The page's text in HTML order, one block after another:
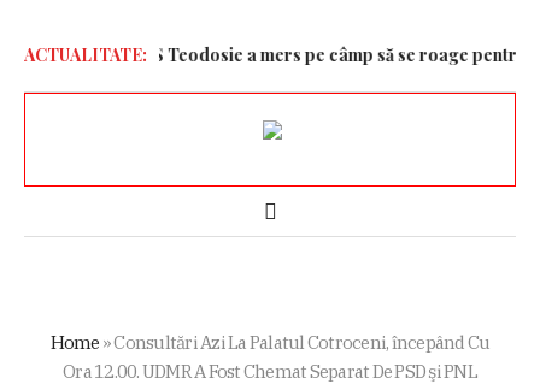
ACTUALITATE:
vitrină” ÎPS Teodosie a mers pe câmp să se roage pentru
Home »Consultări Azi La Palatul Cotroceni, începând Cu
Ora 12.00. UDMR A Fost Chemat Separat De PSD şi PNL